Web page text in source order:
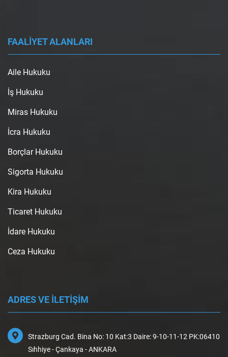
FAALİYET ALANLARI
Aile Hukuku
İş Hukuku
Miras Hukuku
İcra Hukuku
Borçlar Hukuku
Sigorta Hukuku
Kira Hukuku
Ticaret Hukuku
İdare Hukuku
Ceza Hukuku
ADRES VE İLETİŞİM
Strazburg Cad. Bina No: 10 Kat:3 Daire: 9-10-11-12 PK:06410
Sıhhiye - Çankaya - ANKARA